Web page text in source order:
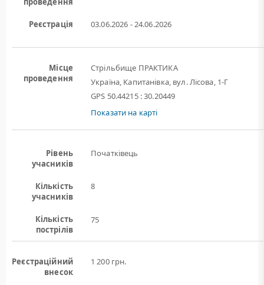
Реєстрація 03.06.2026 - 24.06.2026
Місце
проведення
Стрільбище ПРАКТИКА
Україна, Капитанівка, вул. Лісова, 1-Г
GPS 50.44215 : 30.20449
Показати на карті
Рівень
учасників
Початківець
Кількість
учасників
8
Кількість
пострілів
75
Реєстраційний
внесок
1 200 грн.